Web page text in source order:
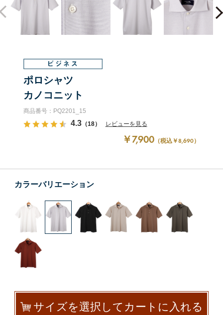
ポロシャツ
カノコニット
商品番号：PQ2201_15
4.3（18） レビューを見る
￥7,900 （税込￥8,690）
カラーバリエーション
サイズを選択してカートに入れる